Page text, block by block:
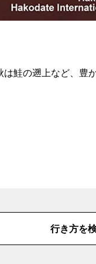
鮭の遡上など、豊
行き方を